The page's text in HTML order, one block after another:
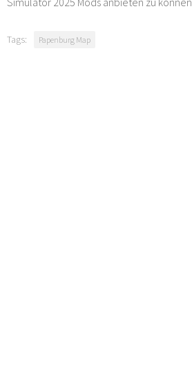
Tags: Papenburg Map